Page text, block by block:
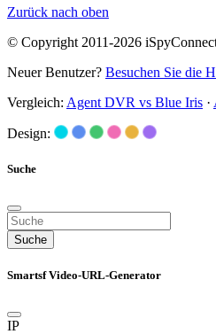
Zurück nach oben
© Copyright 2011-2026
Neuer Benutzer? Besuchen Sie die
Vergleich: Agent DVR vs Blue Iris ·
Design:
Suche
Suche
Smartsf Video-URL-Generator
IP